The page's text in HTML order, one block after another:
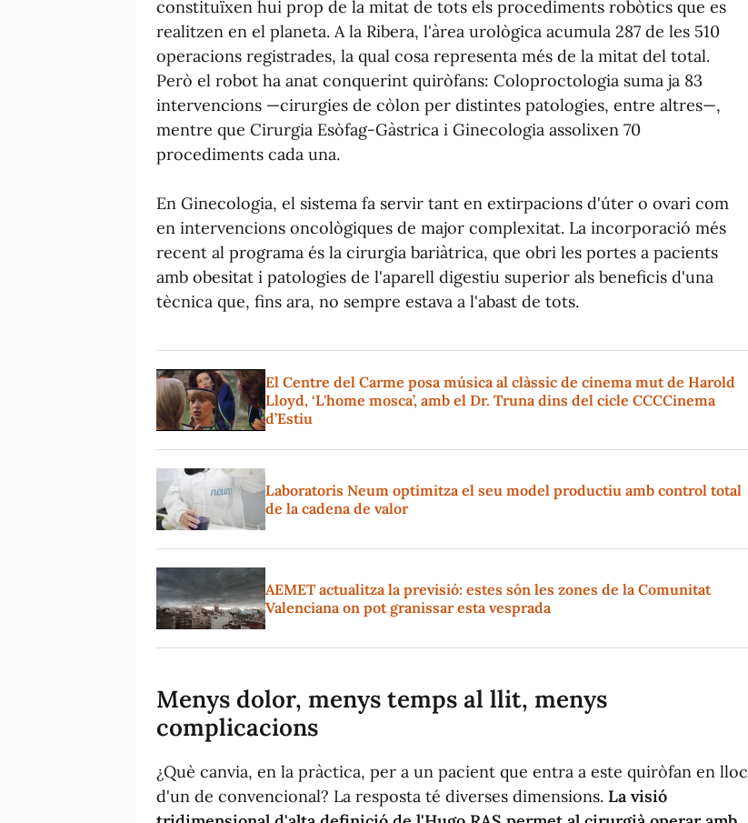
constituïxen hui prop de la mitat de tots els procediments robòtics que es
realitzen en el planeta. A la Ribera, l'àrea urològica acumula 287 de les 510
operacions registrades, la qual cosa representa més de la mitat del total.
Però el robot ha anat conquerint quiròfans: Coloproctologia suma ja 83
intervencions —cirurgies de còlon per distintes patologies, entre altres—,
mentre que Cirurgia Esòfag-Gàstrica i Ginecologia assolixen 70
procediments cada una.
En Ginecologia, el sistema fa servir tant en extirpacions d'úter o ovari com
en intervencions oncològiques de major complexitat. La incorporació més
recent al programa és la cirurgia bariàtrica, que obri les portes a pacients
amb obesitat i patologies de l'aparell digestiu superior als beneficis d'una
tècnica que, fins ara, no sempre estava a l'abast de tots.
El Centre del Carme posa música al clàssic de cinema mut de Harold
Lloyd, ‘L'home mosca’, amb el Dr. Truna dins del cicle CCCCinema
d’Estiu
Laboratoris Neum optimitza el seu model productiu amb control total
de la cadena de valor
AEMET actualitza la previsió: estes són les zones de la Comunitat
Valenciana on pot granissar esta vesprada
Menys dolor, menys temps al llit, menys
complicacions
¿Què canvia, en la pràctica, per a un pacient que entra a este quiròfan en lloc
d'un de convencional? La resposta té diverses dimensions. La visió